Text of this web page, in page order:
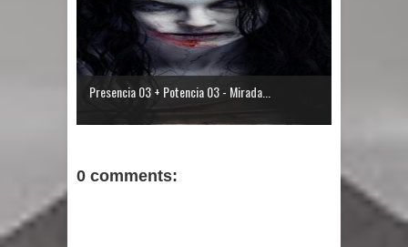
Presencia 03 + Potencia 03 - Mirada...
0 comments: